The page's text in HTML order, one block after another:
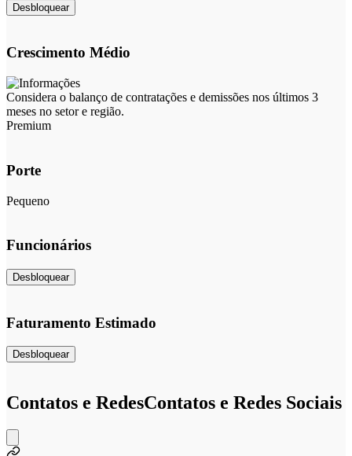
Desbloquear
Crescimento Médio
Considera o balanço de contratações e demissões nos últimos 3
meses no setor e região.
Premium
Porte
Pequeno
Funcionários
Desbloquear
Faturamento Estimado
Desbloquear
Contatos e RedesContatos e Redes Sociais